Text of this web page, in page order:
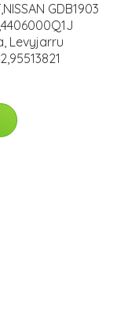
GDB1903
Levyjarru